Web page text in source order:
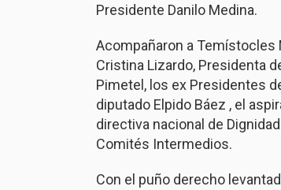
Presidente Danilo Medina.
Acompañaron a Temístocles
Cristina Lizardo, Presidenta
Pimetel, los ex Presidentes
diputado Elpido Báez , el
directiva nacional de
Comités Intermedios.
Con el puño derecho